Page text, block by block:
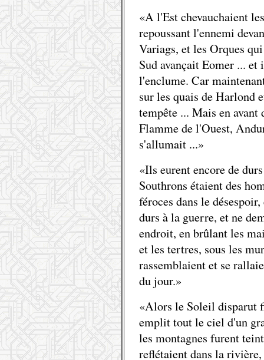
«A l'Est chevauchaient
repoussant l'ennemi
Variags, et les Orques
Sud avançait Eomer ...
l'enclume. Car
sur les quais de Harlond
tempête ... Mais en
Flamme de l'Ouest,
s'allumait ...»
«Ils eurent encore de
Southrons étaient des
féroces dans le
durs à la guerre, et ne
endroit, en brûlant les
et les tertres, sous les
rassemblaient et se
du jour.»
«Alors le Soleil disparut
emplit tout le ciel d'un
les montagnes furent
reflétaient dans la